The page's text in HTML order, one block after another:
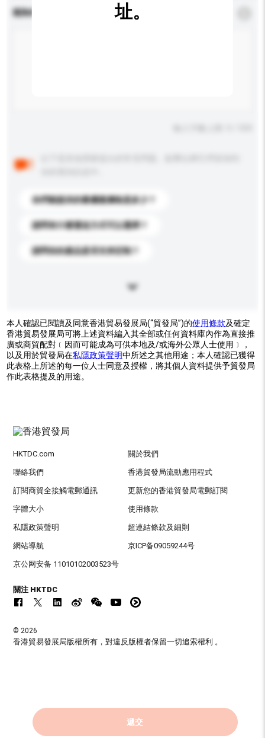
查詢內容
你們能提供的最優惠價格是多少？
請問有什麼運送方式可以選擇？
請問你的產品是否支持定制？
址。
本人確認已閱讀及同意香港貿易發展局(“貿發局”)的使用條款及確定
香港貿易發展局可將上述資料編入其全部或任何資料庫內作為直接推
廣或商貿配對﹝因而可能成為可供本地及/或海外公眾人士使用﹞，
以及用於貿發局在私隱政策聲明中所述之其他用途；本人確認已獲得
此表格上所述的每一位人士同意及授權，將其個人資料提供予貿發局
作此表格提及的用途。
遞交
HKTDC.com 關於我們
聯絡我們 香港貿發局流動應用程式
訂閱商貿全接觸電郵通訊 更新您的香港貿發局電郵訂閱
字體大小 使用條款
私隱政策聲明 超連結條款及細則
網站導航 京ICP备09059244号
京公网安备 11010102003523号
關注 HKTDC
© 2026
香港貿易發展局版權所有，對違反版權者保留一切追索權利 。